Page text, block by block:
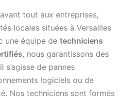
tout aux entreprises,
locales situées à Versailles
une équipe de techniciens
, nous garantissons des
s’agisse de pannes
logiciels ou de
Nos techniciens sont formés